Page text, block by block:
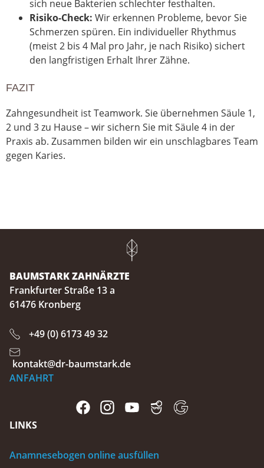
sich neue Bakterien schlechter festhalten.
Risiko-Check: Wir erkennen Probleme, bevor Sie
Schmerzen spüren. Ein individueller Rhythmus
(meist 2 bis 4 Mal pro Jahr, je nach Risiko) sichert
den langfristigen Erhalt Ihrer Zähne.
FAZIT
Zahngesundheit ist Teamwork. Sie übernehmen Säule 1,
2 und 3 zu Hause – wir sichern Sie mit Säule 4 in der
Praxis ab. Zusammen bilden wir ein unschlagbares Team
gegen Karies.
BAUMSTARK ZAHNÄRZTE
Frankfurter Straße 13 a
61476 Kronberg
+49 (0) 6173 49 32
kontakt@dr-baumstark.de
ANFAHRT
LINKS
Anamnesebogen online ausfüllen